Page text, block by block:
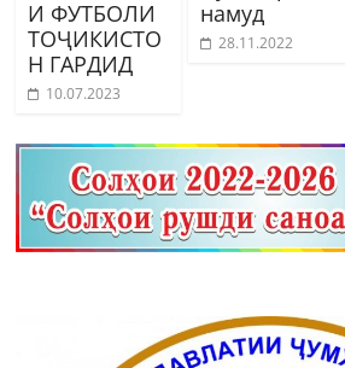
И ФУТБОЛИ
ТОҶИКИСТО
Н ГАРДИД
10.07.2023
намуд
28.11.2022